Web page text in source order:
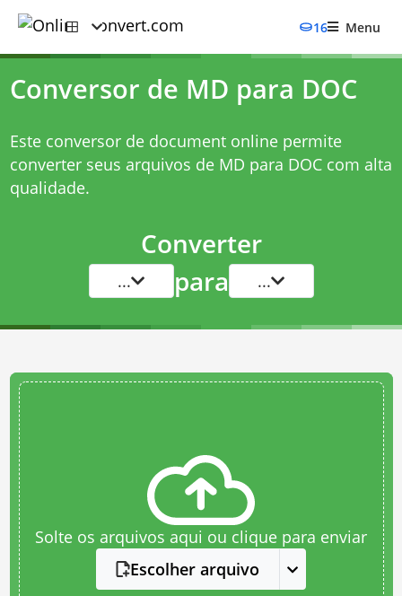
16 Menu
Conversor de MD para DOC
Este conversor de document online permite
converter seus arquivos de MD para DOC com alta
qualidade.
Converter
... para ...
Solte os arquivos aqui ou clique para enviar
Escolher arquivo